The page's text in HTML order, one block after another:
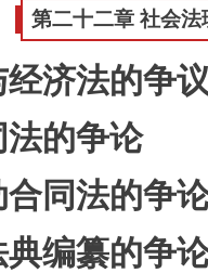
第二十二章 社会
济法的争
的争论
同法的争
编纂的争